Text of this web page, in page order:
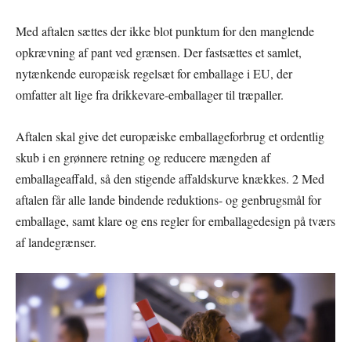
Med aftalen sættes der ikke blot punktum for den manglende
opkrævning af pant ved grænsen. Der fastsættes et samlet,
nytænkende europæisk regelsæt for emballage i EU, der
omfatter alt lige fra drikkevare-emballager til træpaller.
Aftalen skal give det europæiske emballageforbrug et ordentlig
skub i en grønnere retning og reducere mængden af
emballageaffald, så den stigende affaldskurve knækkes. 2 Med
aftalen får alle lande bindende reduktions- og genbrugsmål for
emballage, samt klare og ens regler for emballagedesign på tværs
af landegrænser.